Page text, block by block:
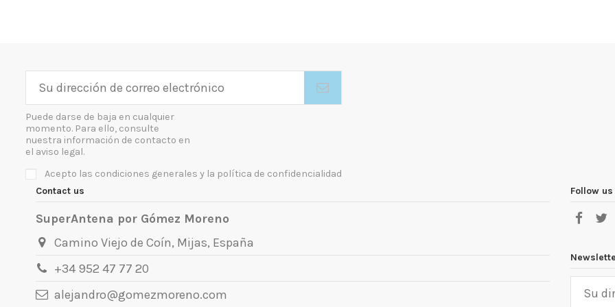
Puede darse de baja en cualquier
momento. Para ello, consulte
nuestra información de contacto en
el aviso legal.
Acepto las condiciones generales y la política de confidencialidad
Contact us
SuperAntena por Gómez Moreno
Camino Viejo de Coín, Mijas, España
+34 952 47 77 20
alejandro@gomezmoreno.com
Follow us